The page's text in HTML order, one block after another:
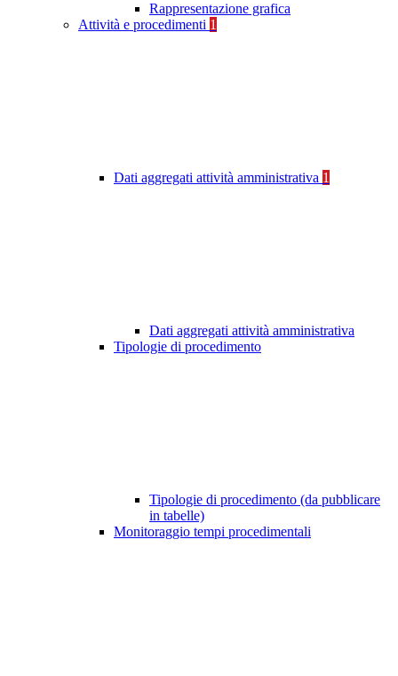
Rappresentazione grafica
Attività e procedimenti 1
Dati aggregati attività amministrativa 1
Dati aggregati attività amministrativa
Tipologie di procedimento
Tipologie di procedimento (da pubblicare
in tabelle)
Monitoraggio tempi procedimentali